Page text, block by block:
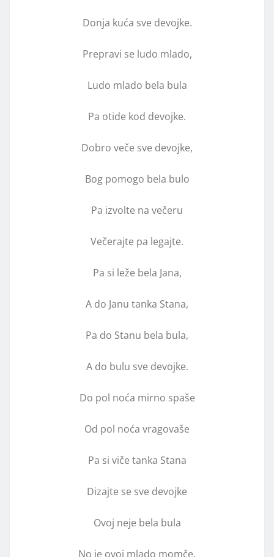
Donja kuća sve devojke.
Prepravi se ludo mlado,
Ludo mlado bela bula
Pa otide kod devojke.
Dobro veče sve devojke,
Bog pomogo bela bulo
Pa izvolte na večeru
Večerajte pa legajte.
Pa si leže bela Jana,
A do Janu tanka Stana,
Pa do Stanu bela bula,
A do bulu sve devojke.
Do pol noća mirno spaše
Od pol noća vragovaše
Pa si viče tanka Stana
Dizajte se sve devojke
Ovoj neje bela bula
No je ovoj mlado momče.